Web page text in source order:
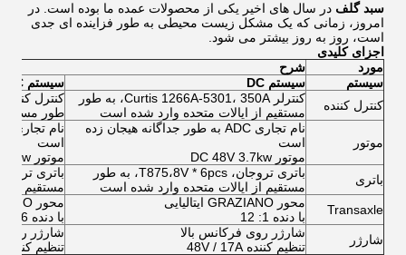
سبد گلف در سال های اخیر یکی از محصولات عمده ما بوده است. در
امروز، زمانی که یک مشکل زیست محیطی به طور فزاینده ای جدی
است، روز به روز بیشتر می شود.
اجزای کلیدی
مورد
شرح
سیستم
سیستم DC
سیستم AC
کنترل کننده
کنترلر Curtis 1266A-5301، 350A، به طور
مستقیم از ایالات متحده وارد شده است
طور
موتور
نام تجاری ADC به طور جداگانه هیجان زده
است
موتور DC 48V 3.7kw
است
موتور AC 48V 5kw
باتری
باتری تروجان، T875،8V * 6pcs، به طور
مستقیم از ایالات متحده وارد شده است
مستقیم از
Transaxle
محور GRAZIANO ایتالیایی
با دنده 1: 12
محور GRAZIANO ایتالیایی
با دنده 1:16
شارژر
شارژر روی فرکانس بالا
تنظیم کننده 48V / 17A
شارژر روی
تنظیم کننده 48V / 17A